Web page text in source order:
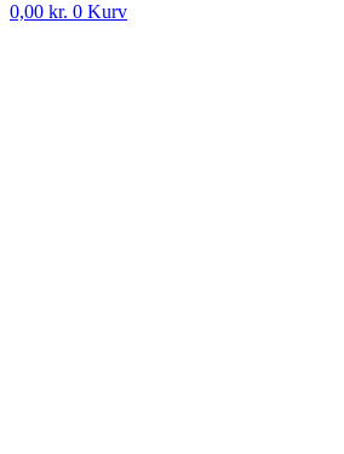
0,00 kr. 0 Kurv